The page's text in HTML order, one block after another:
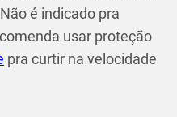
é indicado pra
usar proteção
pra curtir na velocidade